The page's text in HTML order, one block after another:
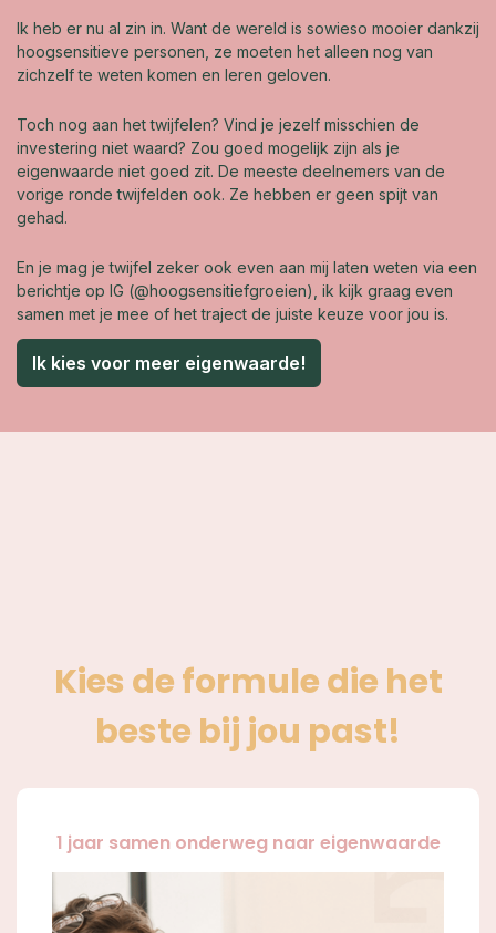
Ik heb er nu al zin in. Want de wereld is sowieso mooier dankzij
hoogsensitieve personen, ze moeten het alleen nog van
zichzelf te weten komen en leren geloven.
Toch nog aan het twijfelen? Vind je jezelf misschien de
investering niet waard? Zou goed mogelijk zijn als je
eigenwaarde niet goed zit. De meeste deelnemers van de
vorige ronde twijfelden ook. Ze hebben er geen spijt van
gehad.
En je mag je twijfel zeker ook even aan mij laten weten via een
berichtje op IG (@hoogsensitiefgroeien), ik kijk graag even
samen met je mee of het traject de juiste keuze voor jou is.
Ik kies voor meer eigenwaarde!
Kies de formule die het
beste bij jou past!
1 jaar samen onderweg naar eigenwaarde